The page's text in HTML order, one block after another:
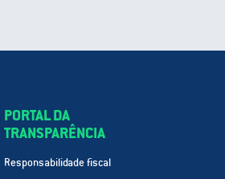
PORTAL DA
TRANSPARÊNCIA
Responsabilidade fiscal